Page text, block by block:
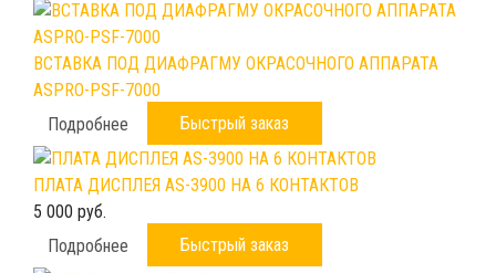
ВСТАВКА ПОД ДИАФРАГМУ ОКРАСОЧНОГО АППАРАТА
ASPRO-PSF-7000
Подробнее
Быстрый заказ
ПЛАТА ДИСПЛЕЯ AS-3900 НА 6 КОНТАКТОВ
5 000 руб.
Подробнее
Быстрый заказ